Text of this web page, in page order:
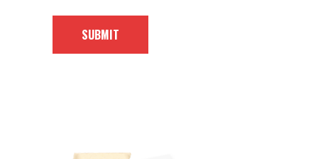
SUBMIT